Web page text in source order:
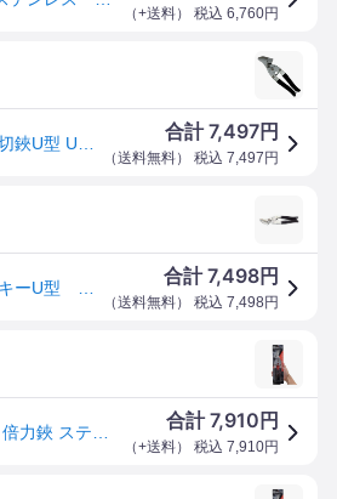
（+送料） 税込 6,760円
合計7,497円
（送料無料） 税込 7,497 円
合計7,498円
（送料無料） 税込 7,498 円
合計7,910 円
（+送料） 税込 7,910円